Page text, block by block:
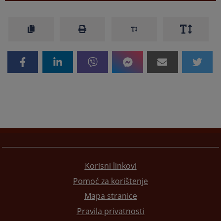
Korisni linkovi
Pomoć za korištenje
Mapa stranice
Pravila privatnosti